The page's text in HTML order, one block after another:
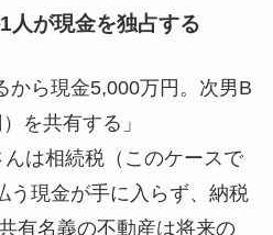
人が現金を独占する
から現金5,000万円。次男B
を共有する」
は相続税（このケースで
う現金が手に入らず、納税
有名義の不動産は将来の